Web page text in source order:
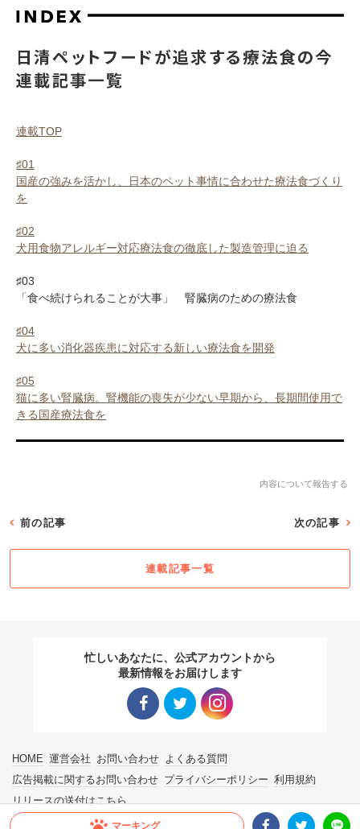
連載TOP
♯01
国産の強みを活かし、日本のペット事情に合わせた療法食づくり
を
♯02
犬用食物アレルギー対応療法食の徹底した製造管理に迫る
♯03
「食べ続けられることが大事」 腎臓病のための療法食
♯04
犬に多い消化器疾患に対応する新しい療法食を開発
♯05
猫に多い腎臓病。腎機能の喪失が少ない早期から、長期間使用で
きる国産療法食を
内容について報告する
前の記事 次の記事
連載記事一覧
マーキング
忙しいあなたに、公式アカウントから
最新情報をお届けします
ク ク
HOME 運営会社 お問い合わせ よくある質問
広告掲載に関するお問い合わせ プライバシーポリシー 利用規約
リリースの送付はこちら